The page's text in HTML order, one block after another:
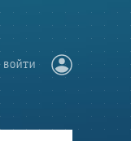
ВОЙТИ